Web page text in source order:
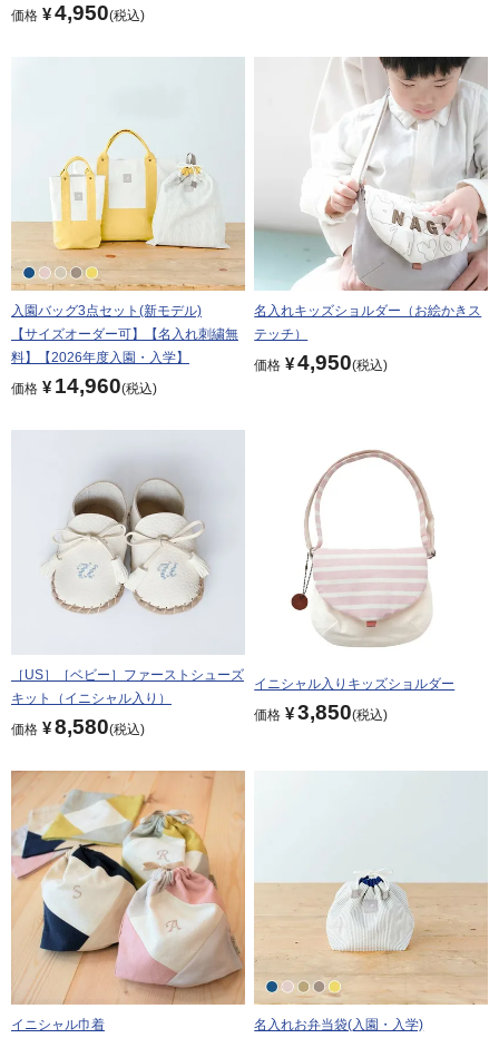
価格 ¥4,950 税込
入園バッグ3点セット(新モデル)
【サイズオーダー可】【名入れ刺繍無
料】【2026年度入園・入学】
価格 ¥ 14,960 税込
名入れキッズショルダー（お絵かきス
テッチ）
価格 ¥4,950 税込
［US］［ベビー］ファーストシューズ
キット（イニシャル入り）
価格 ¥8,580 税込
イニシャル入りキッズショルダー
価格 ¥3,850 税込
イニシャル巾着
名入れお弁当袋(入園・入学)